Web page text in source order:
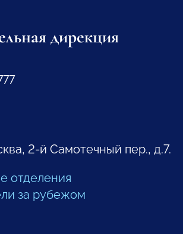
дирекция
2-й Самотечный пер., д.7.
отделения
за рубежом